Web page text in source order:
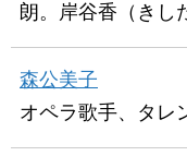
朗。岸谷香（き
森公美子
オペラ歌手、タレ